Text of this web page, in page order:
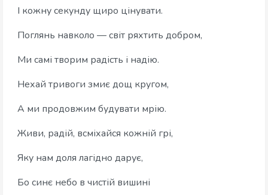
І кожну секунду щиро цінувати.
Поглянь навколо — світ ряхтить добром,
Ми самі творим радість і надію.
Нехай тривоги змиє дощ кругом,
А ми продовжим будувати мрію.
Живи, радій, всміхайся кожній грі,
Яку нам доля лагідно дарує,
Бо синє небо в чистій вишині